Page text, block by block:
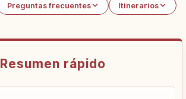
Preguntas frecuentes Itinerarios
Resumen rápido